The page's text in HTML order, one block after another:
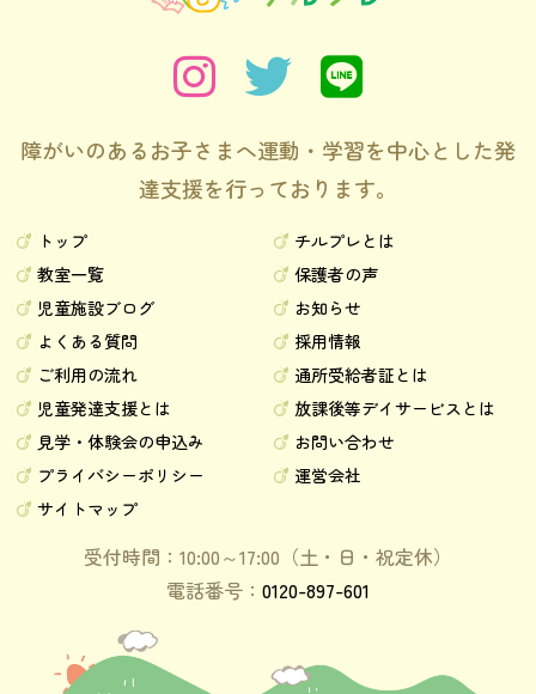
障がいのあるお子さまへ運動・学習を中心とした発
達支援を行っております。
トップ
チルプレとは
教室一覧
保護者の声
児童施設ブログ
お知らせ
よくある質問
採用情報
ご利用の流れ
通所受給者証とは
児童発達支援とは
放課後等デイサービスとは
見学・体験会の申込み
お問い合わせ
プライバシーポリシー
運営会社
サイトマップ
受付時間：10:00～17:00（土・日・祝定休）
電話番号： 0120-897-601